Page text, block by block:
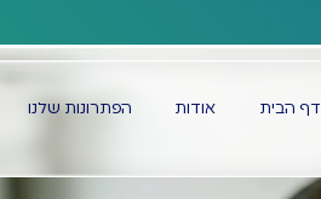
דף הבית אודות הפתרונות שלנו